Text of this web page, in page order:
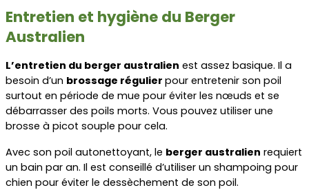
Entretien et hygiène du Berger
Australien
L’entretien du berger australien est assez basique. Il a
besoin d’un brossage régulier pour entretenir son poil
surtout en période de mue pour éviter les nœuds et se
débarrasser des poils morts. Vous pouvez utiliser une
brosse à picot souple pour cela.
Avec son poil autonettoyant, le berger australien requiert
un bain par an. Il est conseillé d’utiliser un shampoing pour
chien pour éviter le dessèchement de son poil.